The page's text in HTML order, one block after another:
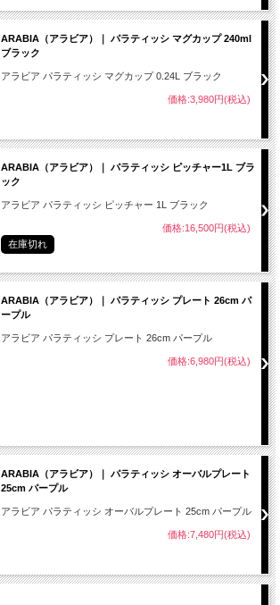
ARABIA（アラビア）｜ パラティッシ マグカップ 240ml
ブラック
アラビア パラティッシ マグカップ 0.24L ブラック
価格:3,980円(税込)
ARABIA（アラビア）｜ パラティッシ ピッチャー1L ブラ
ック
アラビア パラティッシ ピッチャー 1L ブラック
価格:16,500円(税込)
在庫切れ
ARABIA（アラビア）｜ パラティッシ プレート 26cm パ
ープル
アラビア パラティッシ プレート 26cm パープル
価格:6,980円(税込)
ARABIA（アラビア）｜ パラティッシ オーバルプレート
25cm パープル
アラビア パラティッシ オーバルプレート 25cm パープル
価格:7,480円(税込)